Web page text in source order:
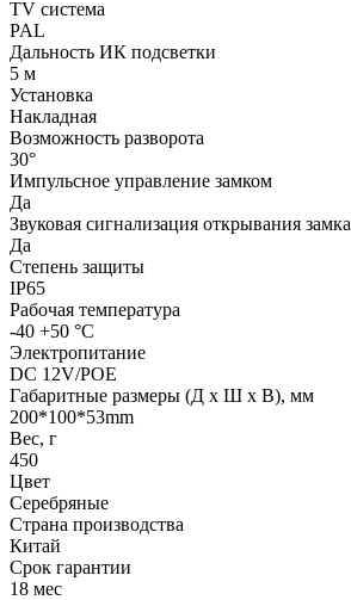
TV система
PAL
Дальность ИК подсветки
5 м
Установка
Накладная
Возможность разворота
30°
Импульсное управление замком
Да
Звуковая сигнализация открывания замка
Да
Степень защиты
IP65
Рабочая температура
-40 +50 °C
Электропитание
DC 12V/POE
Габаритные размеры (Д x Ш x В), мм
200*100*53mm
Вес, г
450
Цвет
Серебряные
Страна производства
Китай
Срок гарантии
18 мес